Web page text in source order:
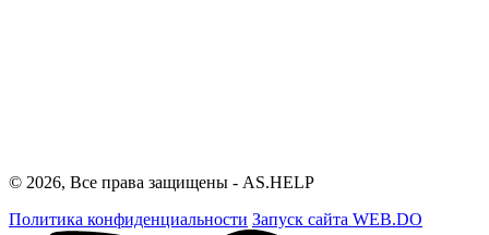
© 2026, Все права защищены - AS.HELP
Политика конфиденциальности Запуск сайта WEB.DO